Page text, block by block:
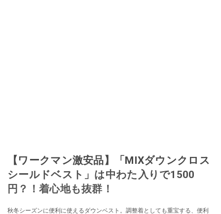
【ワークマン激安品】「MIXダウンクロス
シールドベスト」は中わた入りで1500
円？！着心地も抜群！
秋冬シーズンに便利に使えるダウンベスト。調整着としても重宝する、便利